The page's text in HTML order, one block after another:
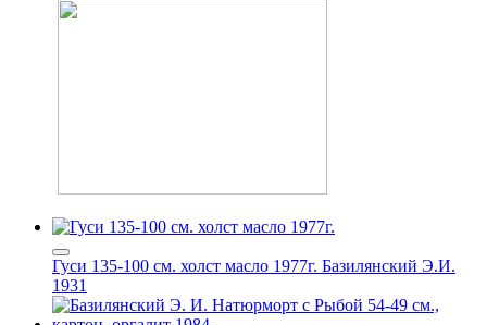
Гуси 135-100 см. холст масло 1977г. Базилянский Э.И.
1931